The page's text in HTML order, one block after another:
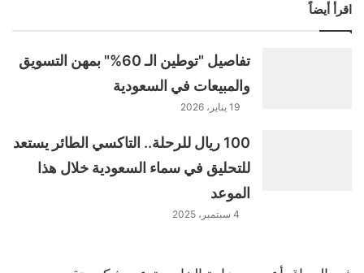
اقرأ أيضاً
تفاصيل "توطين الـ 60%" بمهن التسويق
والمبيعات في السعودية
19 يناير، 2026
100 ريال للرحلة.. التاكسي الطائر يستعد
للتحليق في سماء السعودية خلال هذا
الموعد
4 سبتمبر، 2025